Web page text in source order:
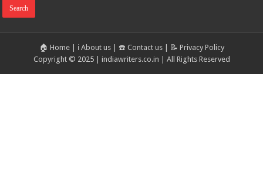
🏠 Home| ℹ️ About us| ☎️ Contact us|
📝 Privacy Policy
Copyright © 2025 | indiawriters.co.in | All Rights Reserved